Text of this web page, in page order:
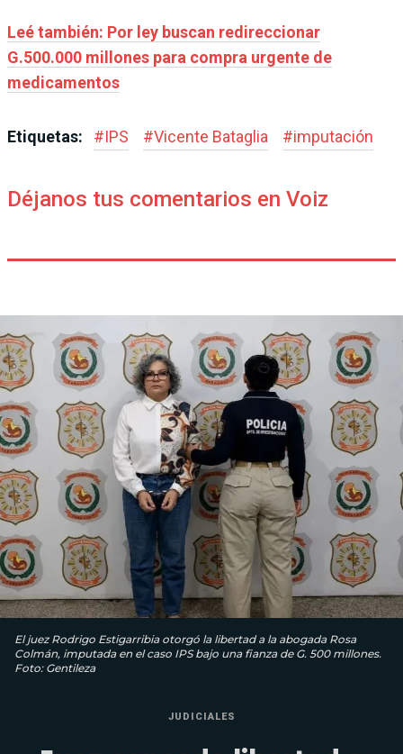
Leé también: Por ley buscan redireccionar
G.500.000 millones para compra urgente de
medicamentos
Etiquetas: #IPS #Vicente Bataglia #imputación
Déjanos tus comentarios en Voiz
El juez Rodrigo Estigarribia otorgó la libertad a la abogada Rosa
Colmán, imputada en el caso IPS bajo una fianza de G. 500 millones.
Foto: Gentileza
JUDICIALES